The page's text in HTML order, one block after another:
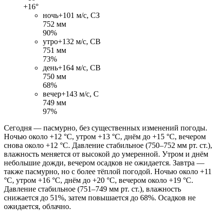
+16°
ночь+101 м/c, СЗ
752 мм
90%
утро+132 м/c, СВ
751 мм
73%
день+164 м/c, СВ
750 мм
68%
вечер+143 м/c, С
749 мм
97%
Сегодня — пасмурно, без существенных изменений погоды.
Ночью около +12 °C, утром +13 °C, днём до +15 °C, вечером
снова около +12 °C. Давление стабильное (750–752 мм рт. ст.),
влажность меняется от высокой до умеренной. Утром и днём
небольшие дожди, вечером осадков не ожидается. Завтра —
также пасмурно, но с более тёплой погодой. Ночью около +11
°C, утром +16 °C, днём до +20 °C, вечером около +19 °C.
Давление стабильное (751–749 мм рт. ст.), влажность
снижается до 51%, затем повышается до 68%. Осадков не
ожидается, облачно.